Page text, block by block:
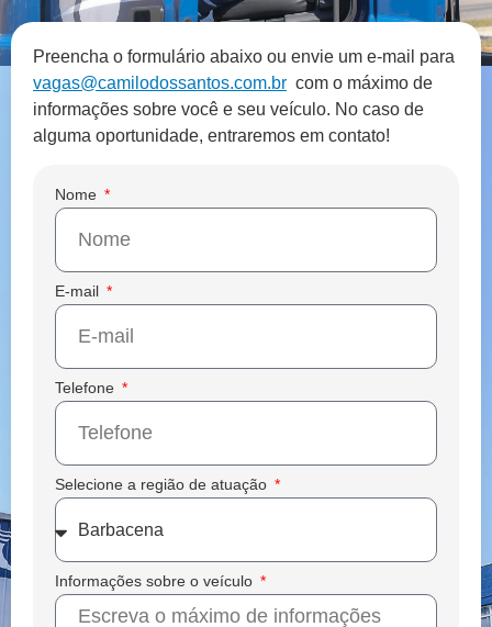
Preencha o formulário abaixo ou envie um e-mail para
vagas@camilodossantos.com.br com o máximo de
informações sobre você e seu veículo. No caso de
alguma oportunidade, entraremos em contato!
Nome
E-mail
Telefone
Selecione a região de atuação
Informações sobre o veículo